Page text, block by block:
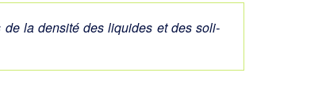
de la densité des liquides et des soli­